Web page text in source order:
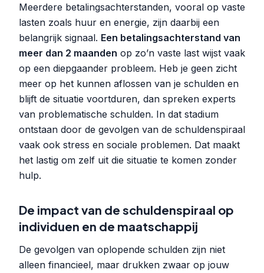
Meerdere betalingsachterstanden, vooral op vaste
lasten zoals huur en energie, zijn daarbij een
belangrijk signaal. Een betalingsachterstand van
meer dan 2 maanden op zo’n vaste last wijst vaak
op een diepgaander probleem. Heb je geen zicht
meer op het kunnen aflossen van je schulden en
blijft de situatie voortduren, dan spreken experts
van problematische schulden. In dat stadium
ontstaan door de gevolgen van de schuldenspiraal
vaak ook stress en sociale problemen. Dat maakt
het lastig om zelf uit die situatie te komen zonder
hulp.
De impact van de schuldenspiraal op
individuen en de maatschappij
De gevolgen van oplopende schulden zijn niet
alleen financieel, maar drukken zwaar op jouw